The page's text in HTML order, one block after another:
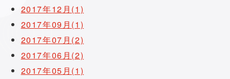
2017年12月(1)
2017年09月(1)
2017年07月(2)
2017年06月(2)
2017年05月(1)